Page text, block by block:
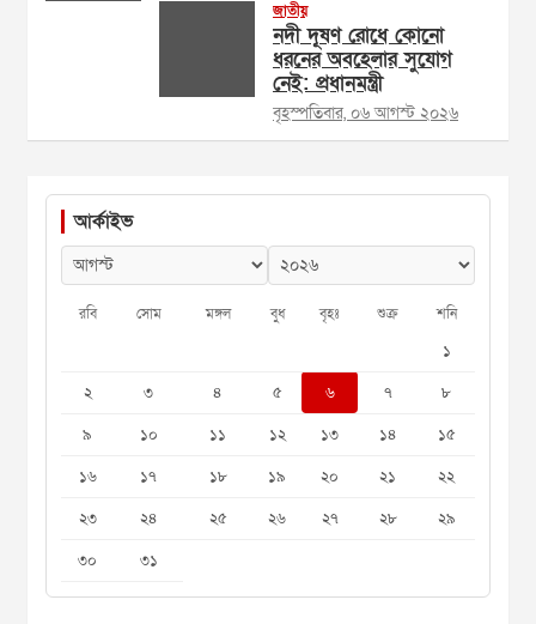
জাতীয়
নদী দূষণ রোধে কোনো
ধরনের অবহেলার সুযোগ
নেই: প্রধানমন্ত্রী
বৃহস্পতিবার, ০৬ আগস্ট ২০২৬
আর্কাইভ
রবি সোম মঙ্গল বুধ বৃহঃ শুক্র শনি
১
২
৩ ৪ ৫ ৬ ৭
৮
৯
১০ ১১ ১২ ১৩ ১৪
১৫
১৬
১৭ ১৮ ১৯ ২০ ২১
২২
২৩
২৪ ২৫ ২৬ ২৭ ২৮
২৯
৩০
৩১